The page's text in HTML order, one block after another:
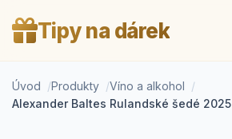
Tipy na dárek
Úvod Produkty
Víno a alkohol
Alexander Baltes Rulandské šedé 2025